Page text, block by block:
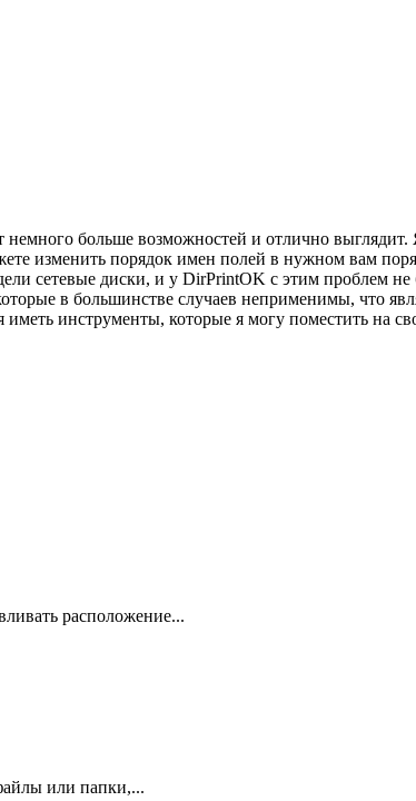
больше возможностей и отлично
изменить порядок имен полей в нужном вам
сетевые диски, и у DirPrintOK с этим проблем
в большинстве случаев неприменимы, что
иметь инструменты, которые я могу поместить на
расположение...
или папки,...